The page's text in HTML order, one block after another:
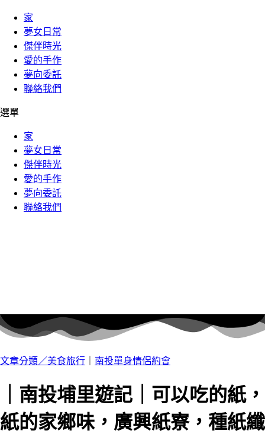
家
夢女日常
傑伴時光
愛的手作
夢向委託
聯絡我們
選單
家
夢女日常
傑伴時光
愛的手作
夢向委託
聯絡我們
文章分類／美食旅行 南投單身情侶約會
｜南投埔里遊記｜可以吃的紙，
紙的家鄉味，廣興紙寮，種紙纖